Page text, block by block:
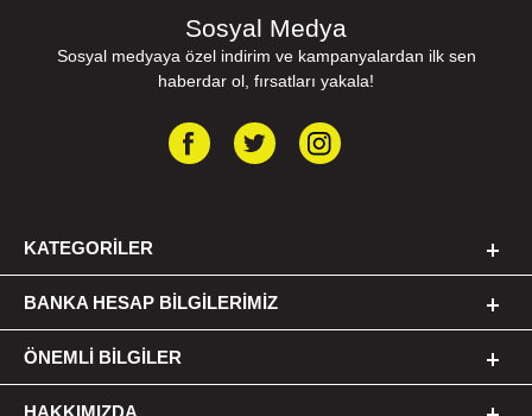
Sosyal Medya
Sosyal medyaya özel indirim ve kampanyalardan ilk sen
haberdar ol, fırsatları yakala!
KATEGORILER
BANKA HESAP BILGILERIMIZ
ÖNEMLI BILGILER
HAKKIMIZDA